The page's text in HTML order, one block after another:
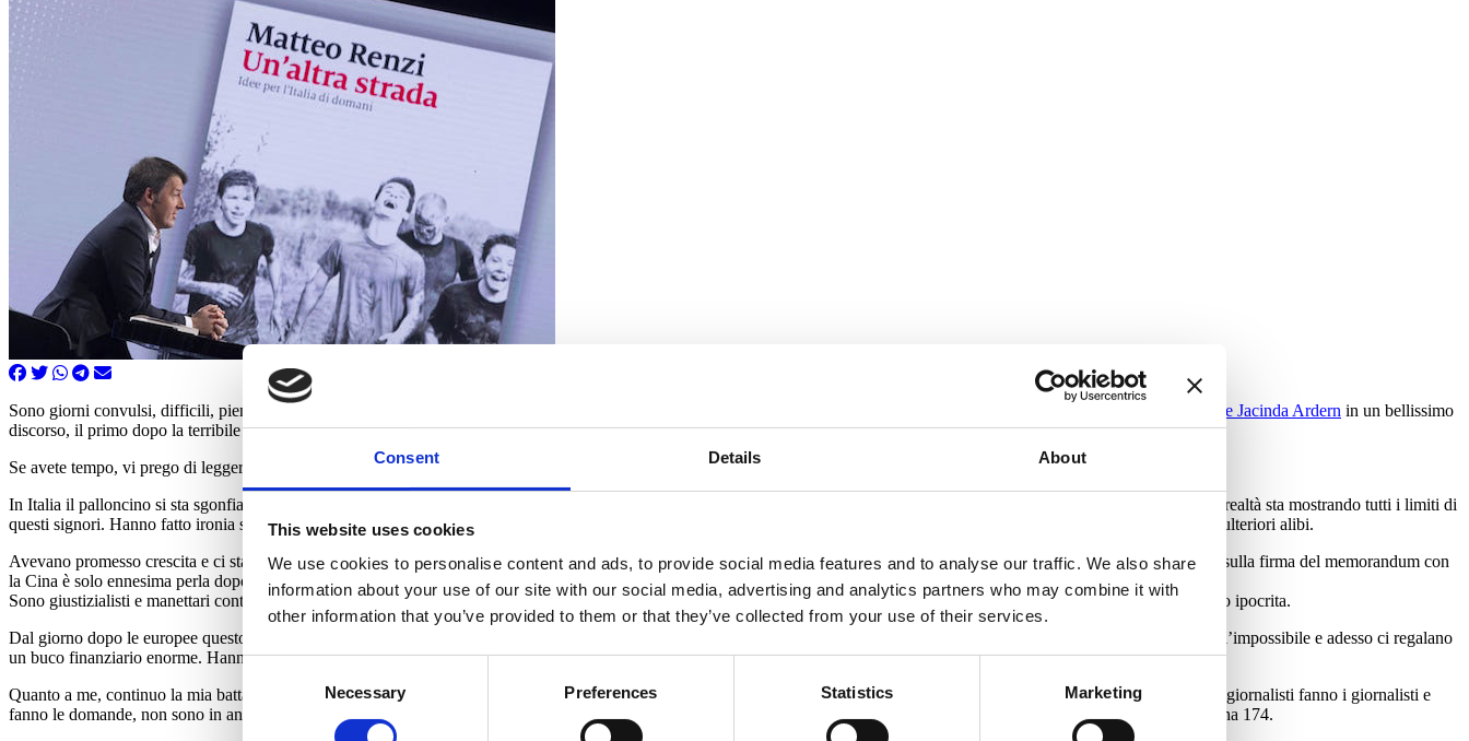
Consent Details About
This website uses cookies
We use cookies to personalise content and ads, to provide social media features and to analyse our traffic. We also share
information about your use of our site with our social media, advertising and analytics partners who may combine it with
other information that you’ve provided to them or that they’ve collected from your use of their services.
Consent
Selection
Necessary Preferences Statistics Marketing
Sono giorni convulsi, difficili, pieni di polemica. Dovremmo trovare la grazia di dire parole di speranza anche nei momenti più drammatici. Come ha fatto la premier neozelandese Jacinda Ardern in un bellissimo
discorso, il primo dopo la terribile strage che ha visto un estremista uccidere 50 fedeli musulmani che si erano riuniti per la funzione del venerdì.
Se avete tempo, vi prego di leggere questo documento, è molto toccante.
In Italia il palloncino si sta sgonfiando. Mi riferisco al populismo e al governo giallo verde. Chi ha letto “Un’Altra strada” sa come la penso in merito. Il tempo è galantuomo e la realtà sta mostrando tutti i limiti di
questi signori. Hanno fatto ironia su quella che hanno chiamato la strategia del pop corn: ma la verità è che l’unico modo per sgonfiarli era metterli alla prova senza regalare loro ulteriori alibi.
Avevano promesso crescita e ci stanno condannando alla recessione. Mentono su tutto (qui Marattin contro Salvini), sono incapaci di una politica estera (il pasticcio istituzionale sulla firma del memorandum con
la Cina è solo ennesima perla dopo Maduro, Gilet Gialli, figuracce europee), hanno bloccato i cantieri, a cominciare dal piano Italia Sicura e Casa Italia.
Sono giustizialisti e manettari contro gli avversari ma diventano garantisti con gli alleati o i compagni di strada: i casi di oggi costituiscono ennesima conferma di un atteggiamento ipocrita.
Dal giorno dopo le europee questo Paese dovrà trovare oltre 40 miliardi di euro, una cifra immane, figlia del disastro economico delle loro campagne elettorali. Hanno promesso l’impossibile e adesso ci regalano
un buco finanziario enorme. Hanno promesso la luna e ci lasceranno un cratere che dovranno colmare con patrimoniali o nuove tasse.
Quanto a me, continuo la mia battaglia educativa e culturale. Mi sono confrontato duramente con
sui media francesi: che differenza con i talk italiani! In Francia i giornalisti fanno i giornalisti e
fanno le domande, non sono in ansia da prestazione politica come molti dei nostri commentatori a gettone. Ma è un argomento che avevo già toccato in “Un’Altra Strada” a pagina 174.